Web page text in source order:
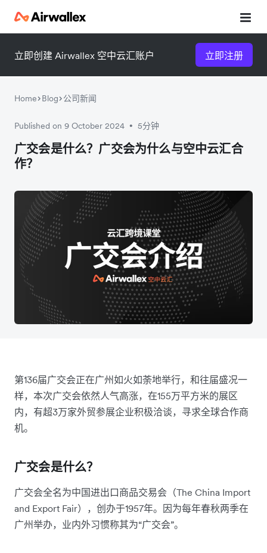
立即创建 Airwallex 空中云汇账户 立即注册
Home Blog 公司新闻
Published on 9 October 2024 • 5分钟
广交会是什么？广交会为什么与空中云汇合
作？
第136届广交会正在广州如火如荼地举行，和往届盛况一
样，本次广交会依然人气高涨，在155万平方米的展区
内，有超3万家外贸参展企业积极洽谈，寻求全球合作商
机。
广交会是什么？
广交会全名为中国进出口商品交易会（The China Import
and Export Fair），创办于1957年。因为每年春秋两季在
广州举办，业内外习惯称其为“广交会”。
微信扫一扫，点击手机右上角
微信扫一扫，点击手机右上角